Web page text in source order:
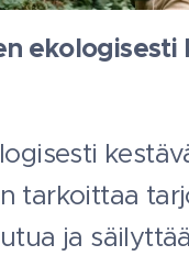
ekologisesti
tarkoittaa
ja